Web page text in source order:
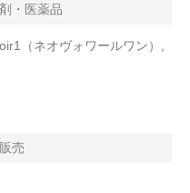
・医薬品
（ネオヴォワールワン）,
売